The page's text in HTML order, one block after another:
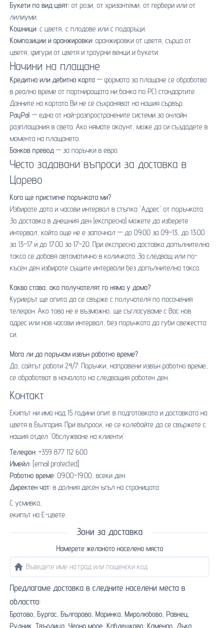
Букети по вид цвят: от рози, от хризантеми, от гербери или от
лилиуми.
Кошници: с цветя, с плодове или с подаръци.
Композиции и аранжировки: аранжировки от цветя, сърца от
цветя, фигури от цветя и траурни венци и букети.
Начини на плащане
Кредитна или дебитна карта — формата за плащане се обработва
в реално време от партниращата ни банка по PCI стандартите.
Данните на картата Ви не се съхраняват на нашия сървър.
PayPal — една от най-разпространените системи за онлайн
разплащания в света. Ако нямате акаунт, може да си създадете в
момента на плащането.
Банков превод— за поръчки в евро.
Често задавани въпроси за доставка в
Царево
Кога ще пристигне поръчката ми?
Избирате дата и часови интервал в стъпка 'Адрес' от поръчката.
За доставка в днешния ден (експресна) можете да изберете
интервал, който още не е започнал — до 09:00 за 09–13, до 13:00
за 13–17 и до 17:00 за 17–20. При експресна доставка допълнителна
такса се добавя автоматично в количката. За следващ или по-
късен ден избирате същите интервали без допълнителна такса.
Какво става, ако получателят го няма у дома?
Куриерът ще опита да се свърже с получателя по посочения
телефон. Ако това не е възможно, ще съгласуваме с Вас нов
адрес или нов часови интервал, без поръчката да губи свежестта
си.
Мога ли да поръчам извън работно време?
Да, сайтът работи 24/7. Поръчки, направени извън работно време,
се обработват в началото на следващия работен ден.
Контакт
Екипът ни има над 15 години опит в подготовката и доставката на
цветя в България. При въпроси, не се колебайте да се свържете с
нашия отдел 'Обслужване на клиенти':
Телефон: +359 877 112 600
Имейл: [email protected]
Работно време: 09:00–19:00, всеки ден
Директен чат: в долния десен ъгъл на страницата
С усмивка,
екипът на Е-цвете.
Зони за доставка
Намерете желаното населено място
Предлагаме доставка в следните населени места в
областта:
Братово, Бургас, Българово, Маринка, Миролюбово, Равнец,
Рудник, Твърдица, Черно море, Каблешково, Каменар, Лъка,